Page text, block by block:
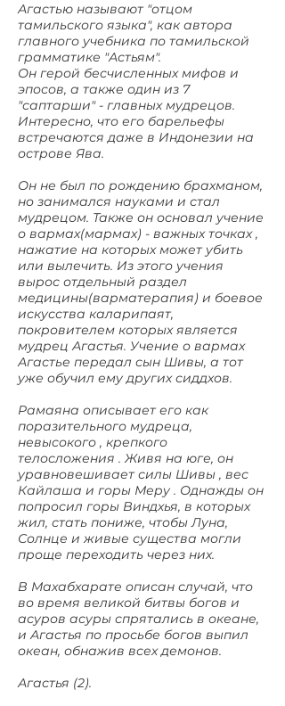
Агастью называют "отцом
тамильского языка", как автора
главного учебника по тамильской
грамматике "Астьям".
Он герой бесчисленных мифов и
эпосов, а также один из 7
"саптарши" - главных мудрецов.
Интересно, что его барельефы
встречаются даже в Индонезии на
острове Ява.
Он не был по рождению брахманом,
но занимался науками и стал
мудрецом. Также он основал учение
о вармах(мармах) - важных точках ,
нажатие на которых может убить
или вылечить. Из этого учения
вырос отдельный раздел
медицины(варматерапия) и боевое
искусства каларипаят,
покровителем которых является
мудрец Агастья. Учение о вармах
Агастье передал сын Шивы, а тот
уже обучил ему других сиддхов.
Рамаяна описывает его как
поразительного мудреца,
невысокого , крепкого
телосложения . Живя на юге, он
уравновешивает силы Шивы , вес
Кайлаша и горы Меру . Однажды он
попросил горы Виндхья, в которых
жил, стать пониже, чтобы Луна,
Солнце и живые существа могли
проще переходить через них.
В Махабхарате описан случай, что
во время великой битвы богов и
асуров асуры спрятались в океане,
и Агастья по просьбе богов выпил
океан, обнажив всех демонов.
Агастья (2).